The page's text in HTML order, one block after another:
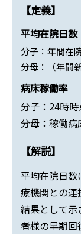
【定義】
平均在院日数
分子：年間在
分母：（年間
病床稼働率
分子：24時
分母：稼働病
【解説】
平均在院日数
療機関との連
結果として示
者様の早期回